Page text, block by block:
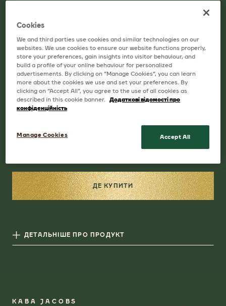
обсмажені зерна з країн походження
Jacobs створюють ароматну композицію,
що втілює багатогранний смаковий досвід
кавоманів з усього світу.
ДЕ КУПИТИ
ДЕТАЛЬНІШЕ ПРО ПРОДУКТ
КАВА JACOBS
Cookies
We and third parties use cookies and similar technologies on our
websites. We use cookies to ensure our website functions properly,
store your preferences, gain insights into visitor behaviour, and
build a profile of your online behaviour for personalized
advertisements. By clicking on “Manage Cookies”, you can learn
more about the cookies we use and set your preferences. By
clicking on “Accept All”, you agree to the use of all cookies as
described in this cookie banner. Додаткові відомості про
конфіденційність
Manage Cookies Accept All